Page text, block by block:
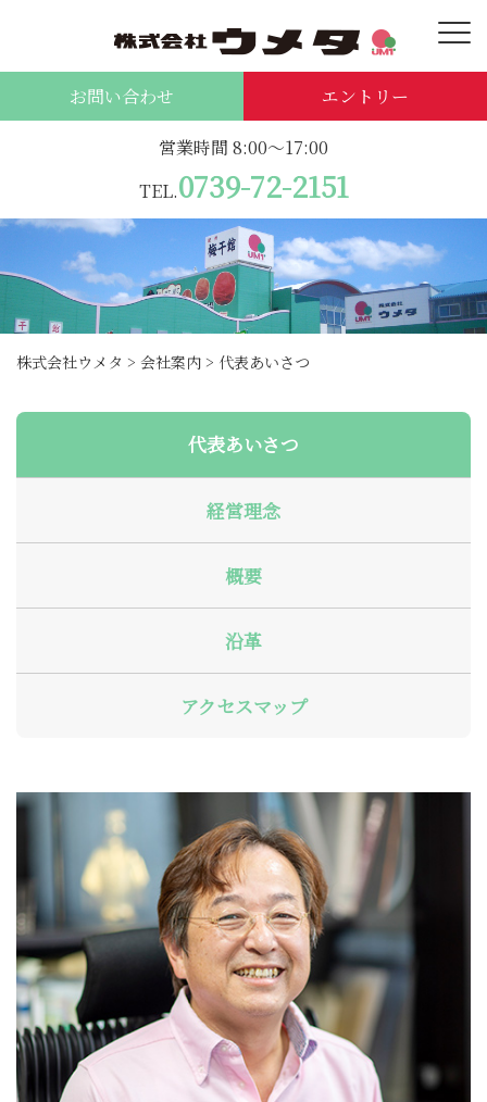
お問い合わせ エントリー
営業時間 8:00～17:00
TEL.0739-72-2151
株式会社ウメタ > 会社案内 > 代表あいさつ
代表あいさつ
経営理念
概要
沿革
アクセスマップ